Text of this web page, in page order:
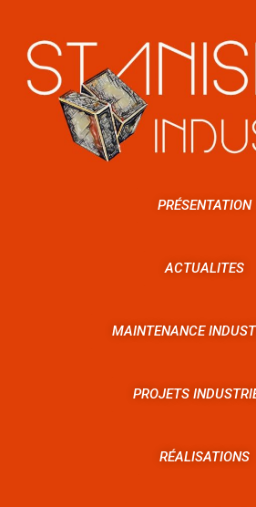
PRÉSENTATION
ACTUALITES
MAINTENANCE
PROJETS
RÉALISATIONS